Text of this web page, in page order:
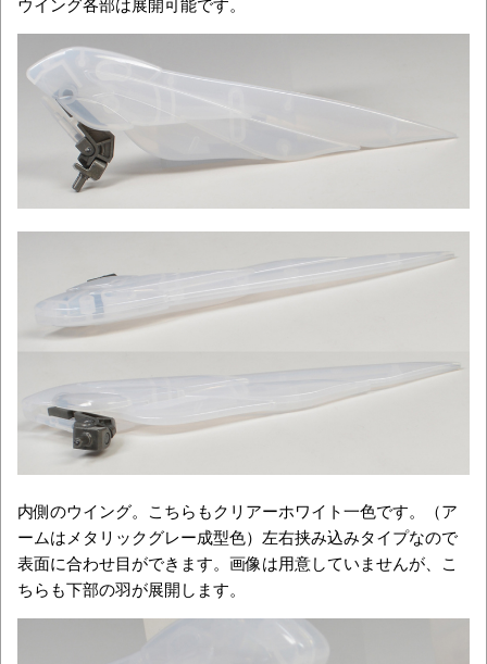
内側のウイング。こちらもクリアーホワイト一色です。（ア
ームはメタリックグレー成型色）左右挟み込みタイプなので
表面に合わせ目ができます。画像は用意していませんが、こ
ちらも下部の羽が展開します。